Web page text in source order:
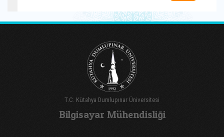
T.C. Kütahya Dumlupınar Üniversitesi
Bilgisayar Mühendisliği